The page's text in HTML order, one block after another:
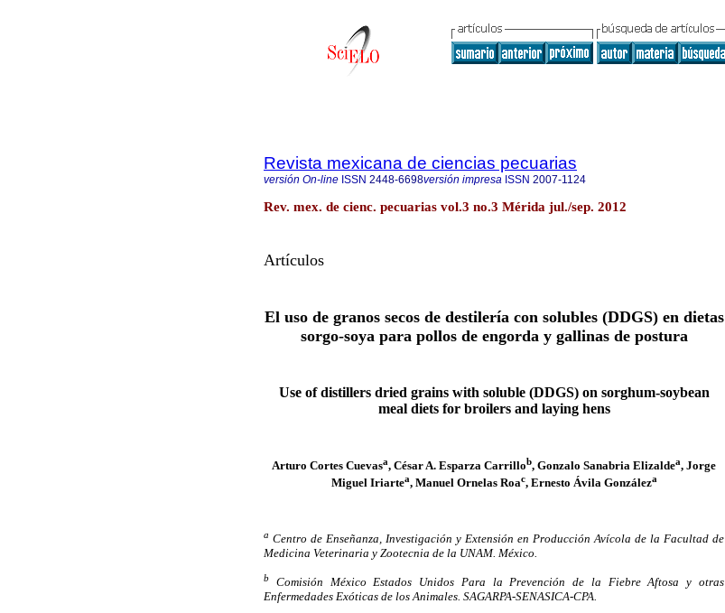
Revista mexicana de ciencias pecuarias
versión On-line ISSN 2448-6698versión impresa ISSN 2007-1124
Rev. mex. de cienc. pecuarias vol.3 no.3 Mérida jul./sep. 2012
Artículos
El uso de granos secos de destilería con solubles (DDGS) en dietas
sorgo-soya para pollos de engorda y gallinas de postura
Use of distillers dried grains with soluble (DDGS) on sorghum-soybean
meal diets for broilers and laying hens
Arturo Cortes Cuevasa, César A. Esparza Carrillob, Gonzalo Sanabria Elizaldea, Jorge
Miguel Iriartea, Manuel Ornelas Roac, Ernesto Ávila Gonzáleza
a Centro de Enseñanza, Investigación y Extensión en Producción Avícola de la Facultad de
Medicina Veterinaria y Zootecnia de la UNAM. México.
b
Comisión México Estados Unidos Para la Prevención de la Fiebre Aftosa y otras
Enfermedades Exóticas de los Animales. SAGARPA-SENASICA-CPA.